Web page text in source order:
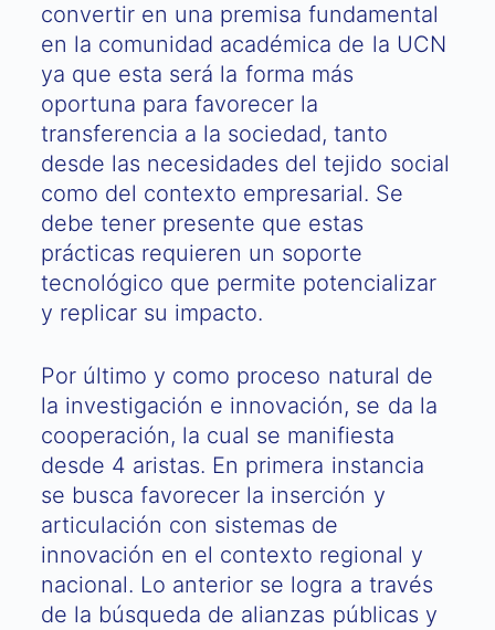
convertir en una premisa fundamental
en la comunidad académica de la UCN
ya que esta será la forma más
oportuna para favorecer la
transferencia a la sociedad, tanto
desde las necesidades del tejido social
como del contexto empresarial. Se
debe tener presente que estas
prácticas requieren un soporte
tecnológico que permite potencializar
y replicar su impacto.
Por último y como proceso natural de
la investigación e innovación, se da la
cooperación, la cual se manifiesta
desde 4 aristas. En primera instancia
se busca favorecer la inserción y
articulación con sistemas de
innovación en el contexto regional y
nacional. Lo anterior se logra a través
de la búsqueda de alianzas públicas y